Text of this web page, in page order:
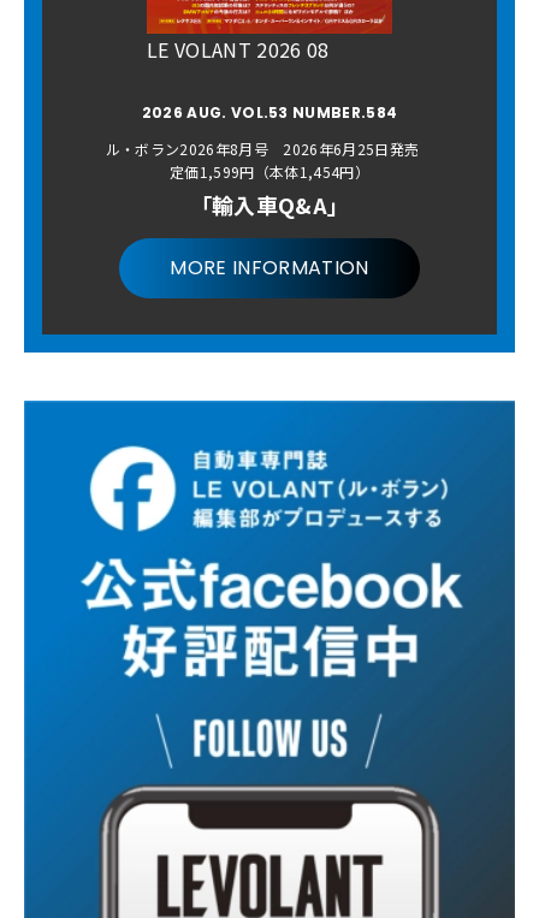
LE VOLANT 2026 08
2026 AUG. VOL.53 NUMBER.584
ル・ボラン2026年8月号 2026年6月25日発売
定価1,599円（本体1,454円）
「輸入車Q&A」
MORE INFORMATION